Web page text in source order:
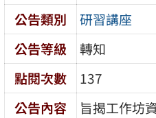
公告類別
研習講座
公告等級
轉知
點閱次數
137
公告內容
旨揭工作坊